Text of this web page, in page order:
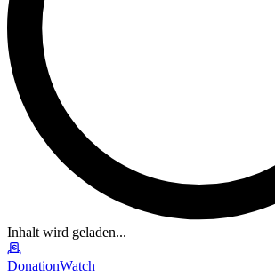
Inhalt wird geladen...
DonationWatch